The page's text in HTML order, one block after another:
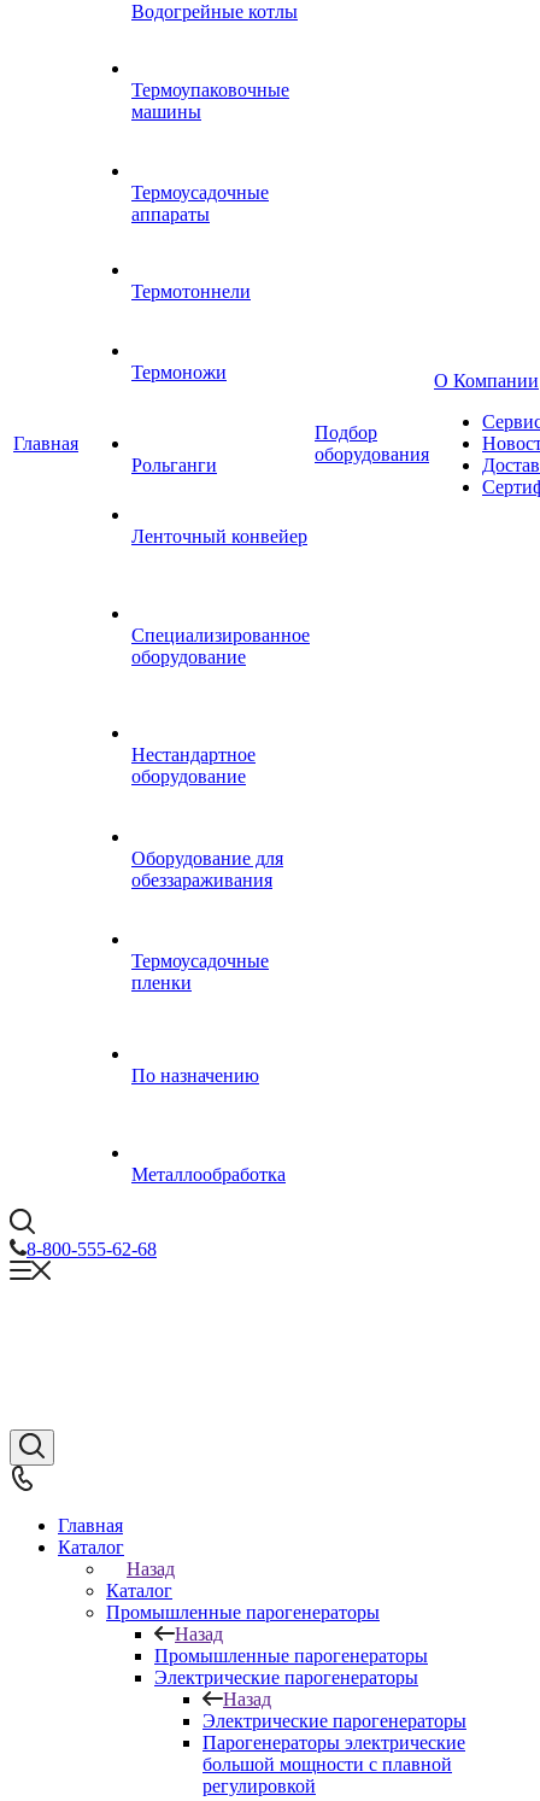
Главная
Водогрейные котлы
Термоупаковочные
машины
Термоусадочные
аппараты
Термотоннели
Термоножи
Рольганги
Ленточный конвейер
Специализированное
оборудование
Нестандартное
оборудование
Оборудование для
обеззараживания
Термоусадочные
пленки
По назначению
Металлообработка
Подбор
оборудования
О Компании
8-800-555-62-68
Главная
Каталог
Назад
Каталог
Промышленные парогенераторы
Назад
Промышленные парогенераторы
Электрические парогенераторы
Назад
Электрические парогенераторы
Парогенераторы электрические
большой мощности с плавной
регулировкой